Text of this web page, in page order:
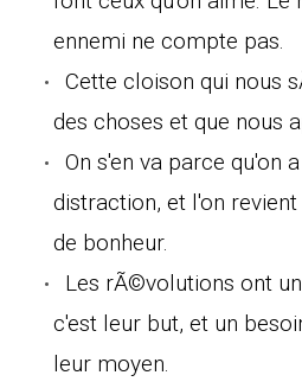
ennemi ne compte pas.
Cette cloison qui nous
des choses et que nous
On s'en va parce qu'on
distraction, et l'on
de bonheur.
Les rÃ©volutions ont
c'est leur but, et un
leur moyen.